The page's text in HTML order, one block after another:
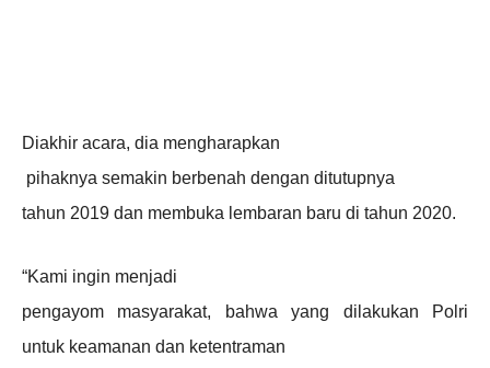
Diakhir acara, dia mengharapkan
pihaknya semakin berbenah dengan ditutupnya
tahun 2019 dan membuka lembaran baru di tahun 2020.
“Kami ingin menjadi
pengayom masyarakat, bahwa yang dilakukan Polri
untuk keamanan dan ketentraman